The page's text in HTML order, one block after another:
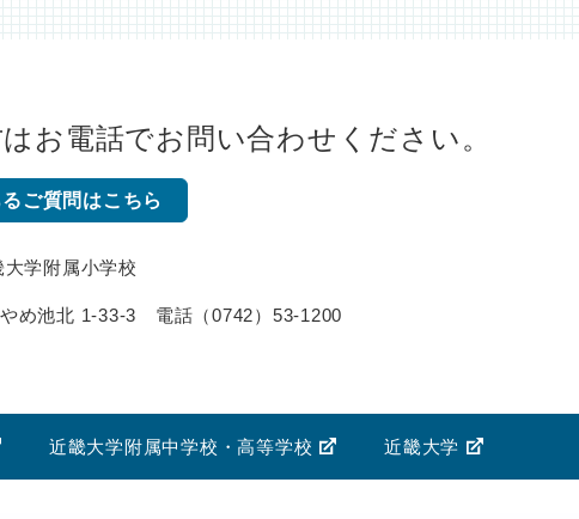
お電話でお問い合わせください。
ご質問はこちら
大学附属小学校
め池北 1-33-3 電話 （0742）53-1200
近畿大学附属中学校・高等学校 近畿大学